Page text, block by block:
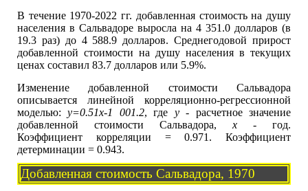
В течение 1970-2022 гг. добавленная стоимость на душу
населения в Сальвадоре выросла на 4 351.0 долларов (в
19.3 раз) до 4 588.9 долларов. Среднегодовой прирост
добавленной стоимости на душу населения в текущих
ценах составил 83.7 долларов или 5.9%.
Изменение добавленной стоимости Сальвадора
описывается линейной корреляционно-регрессионной
моделью:y=0.51x-1 001.2, где y- расчетное значение
добавленной стоимости Сальвадора, x - год.
Коэффициент корреляции = 0.971. Коэффициент
детерминации = 0.943.
Добавленная стоимость Сальвадора, 1970